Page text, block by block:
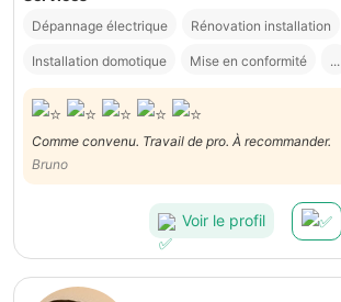
Dépannage électrique Rénovation installation
Installation domotique Mise en conformité ...
Comme convenu. Travail de pro. À recommander.
Bruno
Voir le profil